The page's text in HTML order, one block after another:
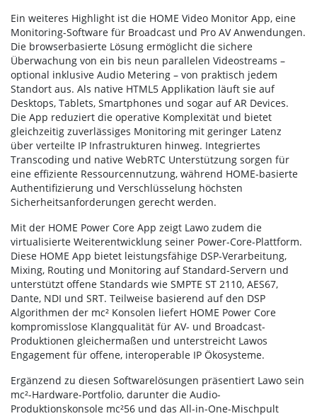
Ein weiteres Highlight ist die HOME Video Monitor App, eine
Monitoring-Software für Broadcast und Pro AV Anwendungen.
Die browserbasierte Lösung ermöglicht die sichere
Überwachung von ein bis neun parallelen Videostreams –
optional inklusive Audio Metering – von praktisch jedem
Standort aus. Als native HTML5 Applikation läuft sie auf
Desktops, Tablets, Smartphones und sogar auf AR Devices.
Die App reduziert die operative Komplexität und bietet
gleichzeitig zuverlässiges Monitoring mit geringer Latenz
über verteilte IP Infrastrukturen hinweg. Integriertes
Transcoding und native WebRTC Unterstützung sorgen für
eine effiziente Ressourcennutzung, während HOME-basierte
Authentifizierung und Verschlüsselung höchsten
Sicherheitsanforderungen gerecht werden.
Mit der HOME Power Core App zeigt Lawo zudem die
virtualisierte Weiterentwicklung seiner Power-Core-Plattform.
Diese HOME App bietet leistungsfähige DSP-Verarbeitung,
Mixing, Routing und Monitoring auf Standard-Servern und
unterstützt offene Standards wie SMPTE ST 2110, AES67,
Dante, NDI und SRT. Teilweise basierend auf den DSP
Algorithmen der mc² Konsolen liefert HOME Power Core
kompromisslose Klangqualität für AV- und Broadcast-
Produktionen gleichermaßen und unterstreicht Lawos
Engagement für offene, interoperable IP Ökosysteme.
Ergänzend zu diesen Softwarelösungen präsentiert Lawo sein
mc²-Hardware-Portfolio, darunter die Audio-
Produktionskonsole mc²56 und das All-in-One-Mischpult